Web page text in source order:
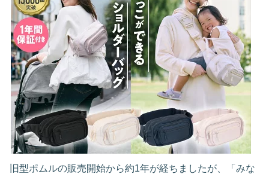
旧型ポムルの販売開始から約1年が経ちましたが、「みな